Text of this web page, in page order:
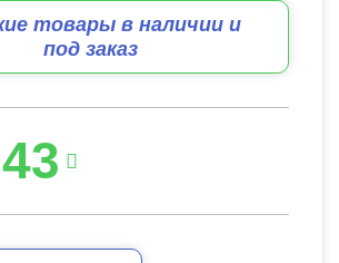
товары в наличии и
под заказ